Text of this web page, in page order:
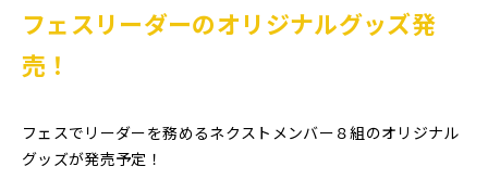
フェスリーダーのオリジナルグッズ発
売！
フェスでリーダーを務めるネクストメンバー８組のオリジナル
グッズが発売予定！